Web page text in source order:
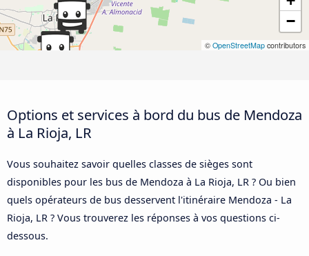
−
© OpenStreetMap contributors
Options et services à bord du bus de Mendoza
à La Rioja, LR
Vous souhaitez savoir quelles classes de sièges sont
disponibles pour les bus de Mendoza à La Rioja, LR ? Ou bien
quels opérateurs de bus desservent l'itinéraire Mendoza - La
Rioja, LR ? Vous trouverez les réponses à vos questions ci-
dessous.